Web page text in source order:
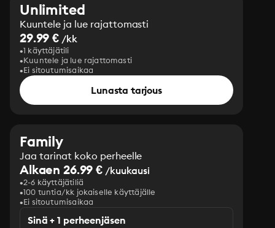
Unlimited
Kuuntele ja lue rajattomasti
29.99 € /kk
1 käyttäjätili
Kuuntele ja lue rajattomasti
Ei sitoutumisaikaa
Lunasta tarjous
Family
Jaa tarinat koko perheelle
Alkaen 26.99 € /kuukausi
2-6 käyttäjätiliä
100 tuntia/kk jokaiselle käyttäjälle
Ei sitoutumisaikaa
Sinä + 1 perheenjäsen